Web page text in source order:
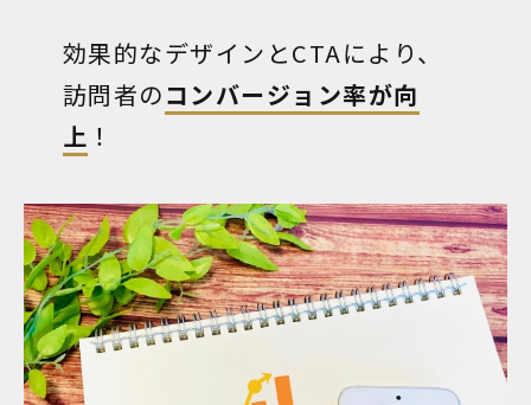
効果的なデザインとCTAにより、
訪問者のコンバージョン率が向
上 ！